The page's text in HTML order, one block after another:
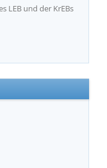
LEB und der KrEBs